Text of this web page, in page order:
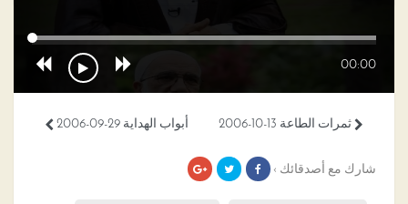
00:00
أبواب الهداية 29-09-2006 ثمرات الطاعة 13-10-2006
شارك مع أصدقائك ›